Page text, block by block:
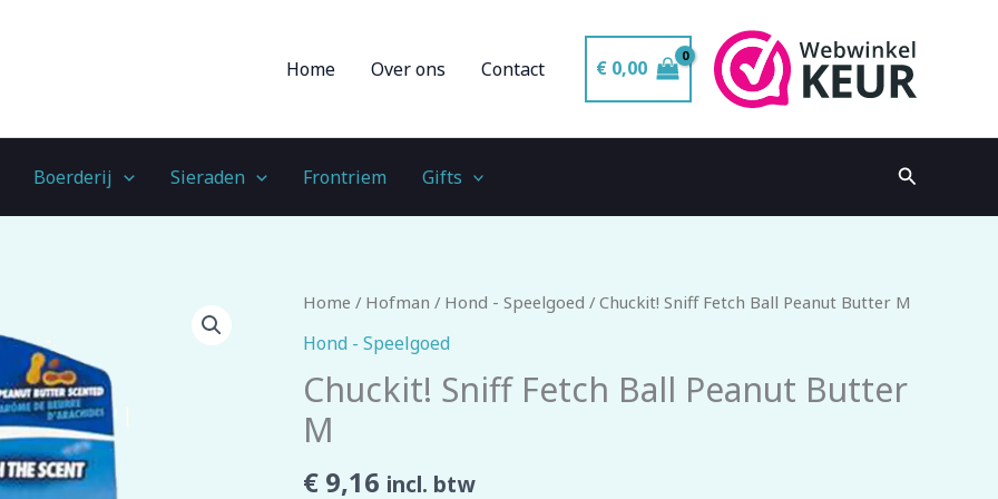
Home Over ons Contact € 0,00
Boerderij Sieraden Frontriem Gifts Zoeken
Home / Hofman / Hond - Speelgoed / Chuckit! Sniff Fetch Ball Peanut Butter M
Hond - Speelgoed
Chuckit! Sniff Fetch Ball Peanut Butter
M
€ 9,16 incl. btw
Chuckit!
Sniff
Ball
Peanut
M